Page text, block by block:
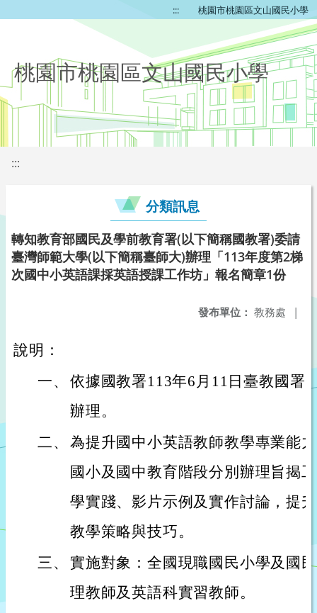
::: 桃園市桃園區文山國民小學
桃園市桃園區文山國民小學
:::
分類訊息
轉知教育部國民及學前教育署(以下簡稱國教署)委請
臺灣師範大學(以下簡稱臺師大)辦理「113年度第2梯
次國中小英語課採英語授課工作坊」報名簡章1份
發布單位： 教務處 |
說明：
一、 依據國教署113年6月11日臺教國署
辦理。
二、 為提升國中小英語教師教學專業能
國小及國中教育階段分別辦理旨揭
學實踐、影片示例及實作討論，提
教學策略與技巧。
三、 實施對象：全國現職國民小學及國
理教師及英語科實習教師。